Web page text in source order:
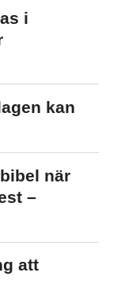
i
kan
när
–
att